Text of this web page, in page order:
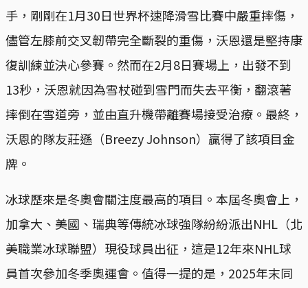
手，剛剛在1月30日世界杯速降滑雪比賽中嚴重摔傷，
儘管左膝前交叉韌帶完全斷裂的重傷，沃恩還是堅持康
復訓練並決心參賽。然而在2月8日賽場上，出發不到
13秒，沃恩就因為雪杖碰到雪門而失去平衡，翻滾著
摔倒在雪道旁，並由直升機帶離賽場接受治療。最終，
沃恩的隊友莊遜（Breezy Johnson）贏得了該項目金
牌。
冰球歷來是冬奧會關注度最高的項目。本屆冬奧會上，
加拿大、美國、瑞典等傳統冰球強隊紛紛派出NHL（北
美職業冰球聯盟）現役球員出征，這是12年來NHL球
員首次參加冬季奧運會。值得一提的是，2025年末同